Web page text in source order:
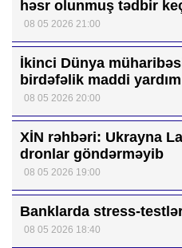
həsr olunmuş tədbir
08 05 2026 21:00
İkinci Dünya
birdəfəlik maddi
08 05 2026 20:00
XİN rəhbəri: Ukrayna
dronlar göndərməyib
08 05 2026 19:00
Banklarda stress-
08 05 2026 18:40